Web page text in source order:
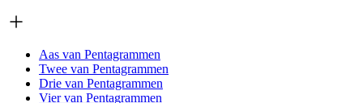
Aas van Pentagrammen
Twee van Pentagrammen
Drie van Pentagrammen
Vier van Pentagrammen